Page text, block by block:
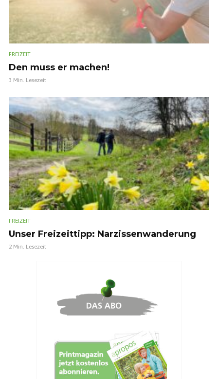
FREIZEIT
Den muss er machen!
3 Min. Lesezeit
FREIZEIT
Unser Freizeittipp: Narzissenwanderung
2 Min. Lesezeit